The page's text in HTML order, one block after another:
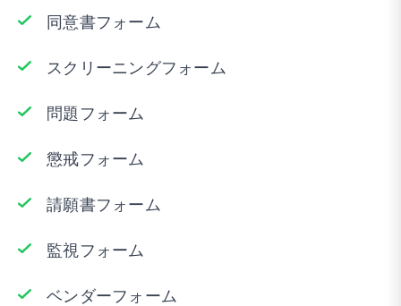
同意書フォーム
スクリーニングフォーム
問題フォーム
懲戒フォーム
請願書フォーム
監視フォーム
ベンダーフォーム